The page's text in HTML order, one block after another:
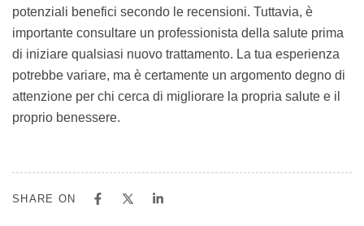
potenziali benefici secondo le recensioni. Tuttavia, è
importante consultare un professionista della salute prima
di iniziare qualsiasi nuovo trattamento. La tua esperienza
potrebbe variare, ma è certamente un argomento degno di
attenzione per chi cerca di migliorare la propria salute e il
proprio benessere.
SHARE ON